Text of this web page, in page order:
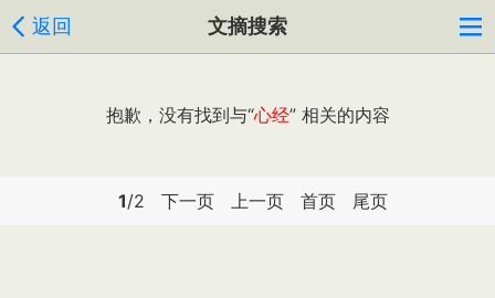
返回 文摘搜索
抱歉，没有找到与“心经” 相关的内容
1/2 下一页 上一页 首页 尾页